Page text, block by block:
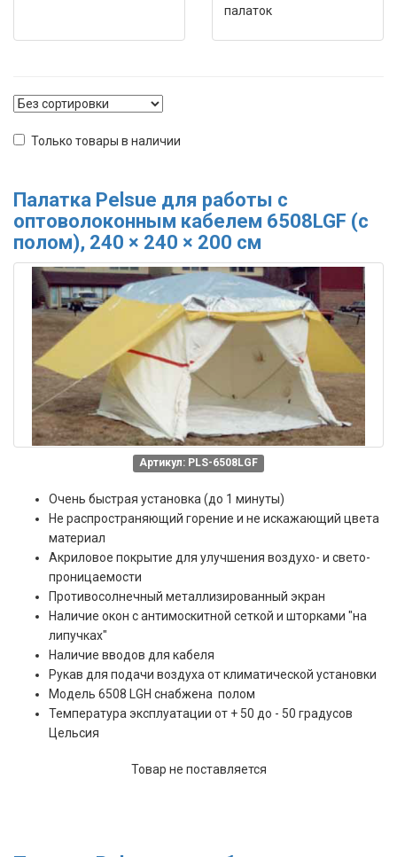
палаток
Только товары в наличии
Палатка Pelsue для работы с
оптоволоконным кабелем 6508LGF (с
полом), 240 × 240 × 200 см
Артикул: PLS-6508LGF
Очень быстрая установка (до 1 минуты)
Не распространяющий горение и не искажающий цвета
материал
Акриловое покрытие для улучшения воздухо- и свето-
проницаемости
Противосолнечный металлизированный экран
Наличие окон с антимоскитной сеткой и шторками "на
липучках"
Наличие вводов для кабеля
Рукав для подачи воздуха от климатической установки
Модель 6508 LGH снабжена полом
Температура эксплуатации от + 50 до - 50 градусов
Цельсия
Товар не поставляется